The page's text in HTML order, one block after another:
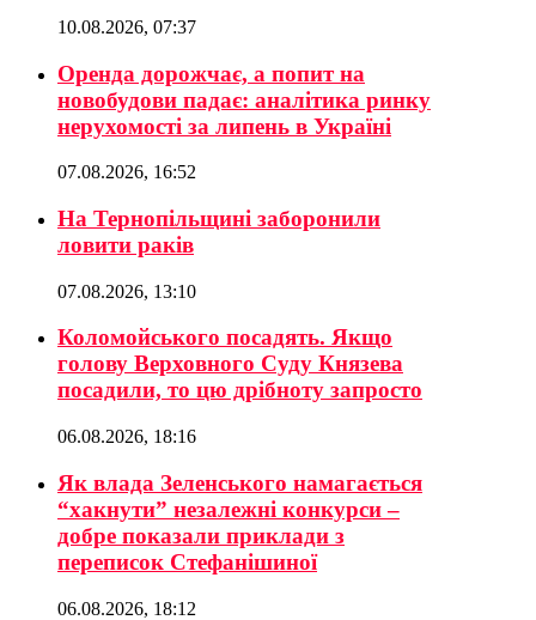
10.08.2026, 07:37
Оренда дорожчає, а попит на
новобудови падає: аналітика ринку
нерухомості за липень в Україні
07.08.2026, 16:52
На Тернопільщині заборонили
ловити раків
07.08.2026, 13:10
Коломойського посадять. Якщо
голову Верховного Суду Князева
посадили, то цю дрібноту запросто
06.08.2026, 18:16
Як влада Зеленського намагається
“хакнути” незалежні конкурси –
добре показали приклади з
переписок Стефанішиної
06.08.2026, 18:12